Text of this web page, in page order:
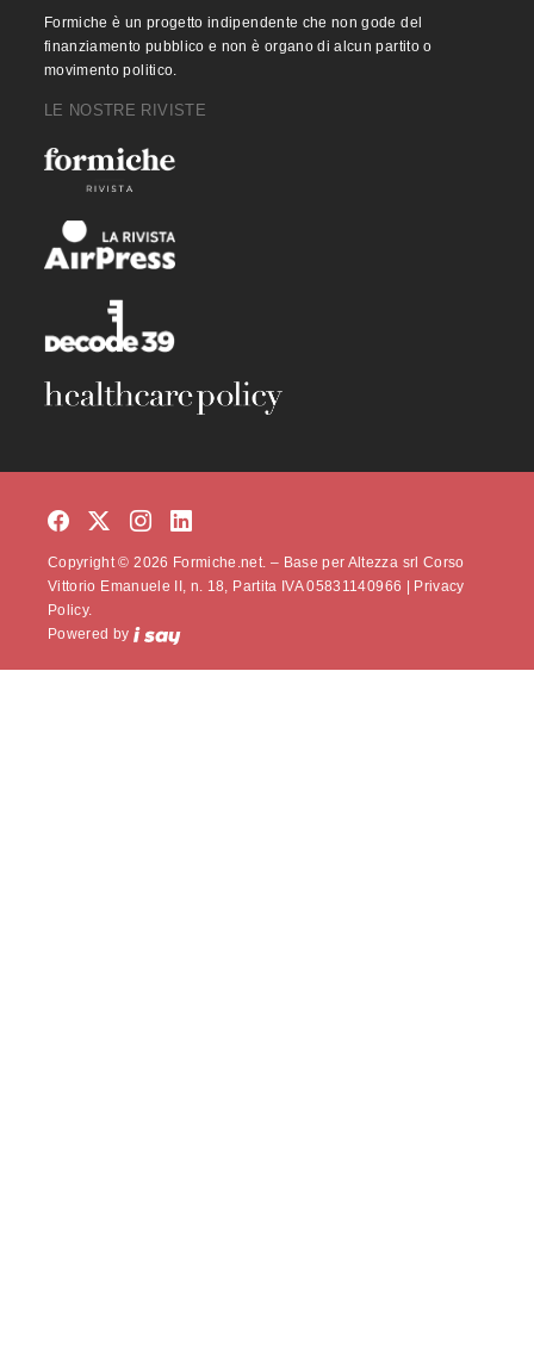
Formiche è un progetto indipendente che non gode del
finanziamento pubblico e non è organo di alcun partito o
movimento politico.
LE NOSTRE RIVISTE
Copyright © 2026 Formiche.net. – Base per Altezza srl Corso
Vittorio Emanuele II, n. 18, Partita IVA 05831140966 |
Privacy
Policy.
Powered by